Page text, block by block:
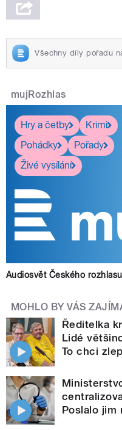
Všechny díly pořadu
mujRozhlas
Hry a četby
Krimi
Pohádky
Pořady
Živé vysílání
Audiosvět Českého
MOHLO BY VÁS
Ředitelka
Lidé
To chci
Poslalo jim